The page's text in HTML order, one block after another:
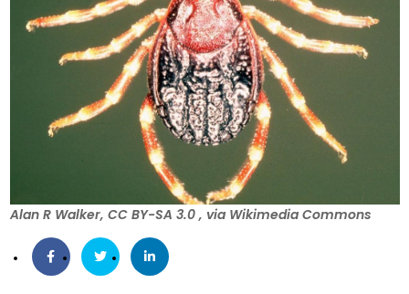
Alan R Walker, CC BY-SA 3.0, via Wikimedia Commons